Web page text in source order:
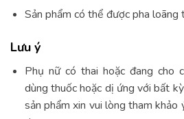
Sản phẩm có thể được pha loãng
Lưu ý
Phụ nữ có thai hoặc đang cho
dùng thuốc hoặc dị ứng với bất
sản phẩm xin vui lòng tham